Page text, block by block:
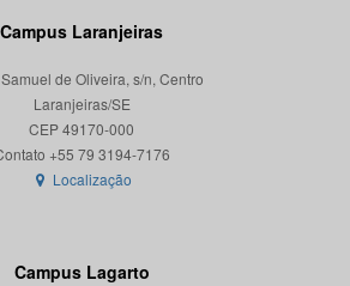
Campus Laranjeiras
de Oliveira, s/n, Centro
Laranjeiras/SE
CEP 49170-000
Localização
Campus Lagarto